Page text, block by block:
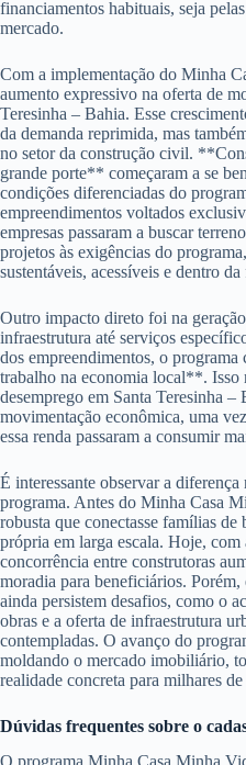
financiamentos habituais, seja
mercado.
Com a implementação do Minha
aumento expressivo na oferta de
Teresinha – Bahia. Esse
da demanda reprimida, mas
no setor da construção civil.
grande porte** começaram a se
condições diferenciadas do
empreendimentos voltados
empresas passaram a buscar
projetos às exigências do
sustentáveis, acessíveis e dentro
Outro impacto direto foi na
infraestrutura até serviços
dos empreendimentos, o
trabalho na economia local**. Isso
desemprego em Santa Teresinha
movimentação econômica, uma
essa renda passaram a consumir
É interessante observar a
programa. Antes do Minha Casa
robusta que conectasse famílias de
própria em larga escala. Hoje, com
concorrência entre construtoras
moradia para beneficiários.
ainda persistem desafios, como o
obras e a oferta de infraestrutura
contempladas. O avanço do
moldando o mercado imobiliário,
realidade concreta para milhares
Dúvidas frequentes sobre o